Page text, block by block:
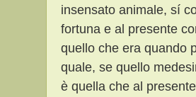
insensato animale, sí
fortuna e al presente
quello che era quando
quale, se quello
è quella che al